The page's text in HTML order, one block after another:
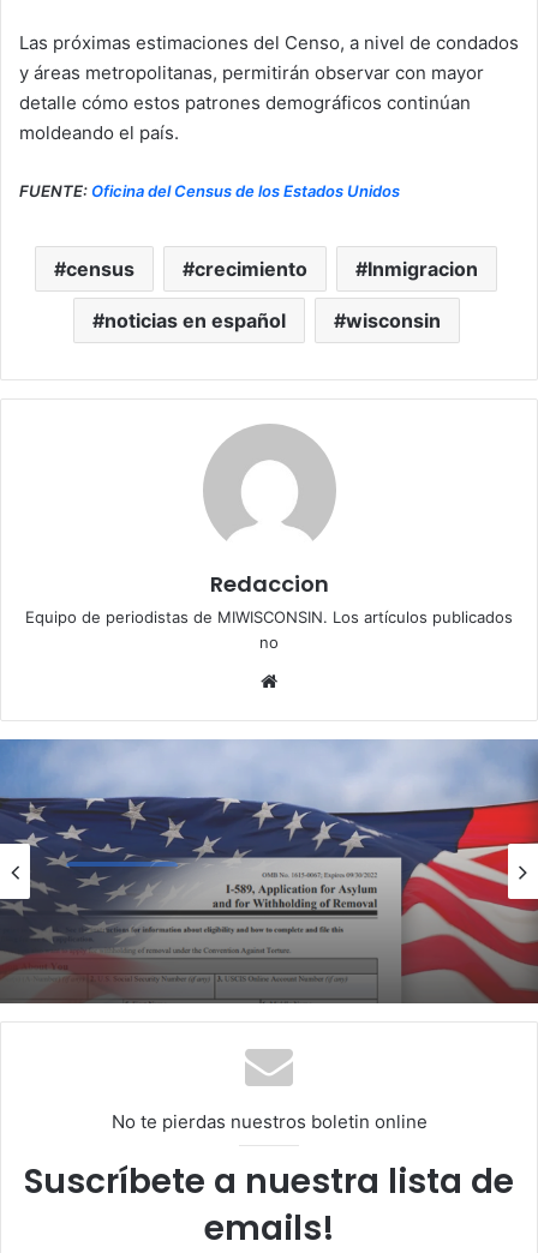
Las próximas estimaciones del Censo, a nivel de condados
y áreas metropolitanas, permitirán observar con mayor
detalle cómo estos patrones demográficos continúan
moldeando el país.
FUENTE:Oficina del Census de los Estados Unidos
census crecimiento Inmigracion
noticias en español wisconsin
Redaccion
Equipo de periodistas de MIWISCONSIN. Los artículos publicados
no
Inmigracion
julio 27, 2026
Cambios importantes para solicitantes
de Asilo
No te pierdas nuestros boletin online
Suscríbete a nuestra lista de
emails!